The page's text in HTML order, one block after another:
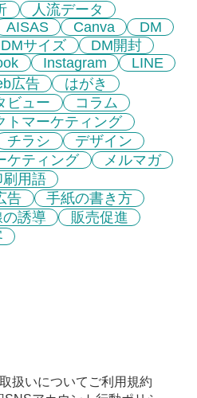
人流データ
AISAS Canva
DM
DMサイズ
DM開封
Instagram
LINE
広告
はがき
ビュー
コラム
トマーケティング
チラシ
デザイン
ケティング
メルマガ
刷用語
告
手紙の書き方
の誘導
販売促進
扱いについて ご利用規約